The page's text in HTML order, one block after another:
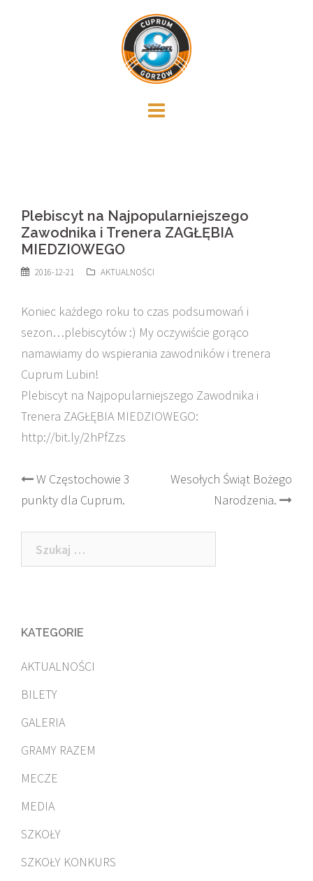
Plebiscyt na Najpopularniejszego
Zawodnika i Trenera ZAGŁĘBIA
MIEDZIOWEGO
2016-12-21 AKTUALNOŚCI
Koniec każdego roku to czas podsumowań i
sezon…plebiscytów :) My oczywiście gorąco
namawiamy do wspierania zawodników i trenera
Cuprum Lubin!
Plebiscyt na Najpopularniejszego Zawodnika i
Trenera ZAGŁĘBIA MIEDZIOWEGO:
http://bit.ly/2hPfZzs
Post
navigation
W Częstochowie 3
punkty dla Cuprum.
Wesołych Świąt Bożego
Narodzenia.
Szukaj:
KATEGORIE
AKTUALNOŚCI
BILETY
GALERIA
GRAMY RAZEM
MECZE
MEDIA
SZKOŁY
SZKOŁY KONKURS